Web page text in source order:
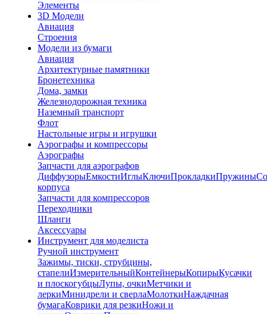
Элементы
3D Модели
Авиация
Строения
Модели из бумаги
Авиация
Архитектурные памятники
Бронетехника
Дома, замки
Железнодорожная техника
Наземный транспорт
Флот
Настольные игры и игрушки
Аэрографы и компрессоры
Аэрографы
Запчасти для аэрографов
ДиффузорыЕмкостиИглыКлючиПрокладкиПружины
корпуса
Запчасти для компрессоров
Переходники
Шланги
Аксессуары
Инструмент для моделиста
Ручной инструмент
Зажимы, тиски, струбцины,
стапелиИзмерительныйКонтейнерыКопирыКусачки
и плоскогубцыЛупы, очкиМетчики и
леркиМинидрели и сверлаМолоткиНаждачная
бумагаКоврики для резкиНожи и